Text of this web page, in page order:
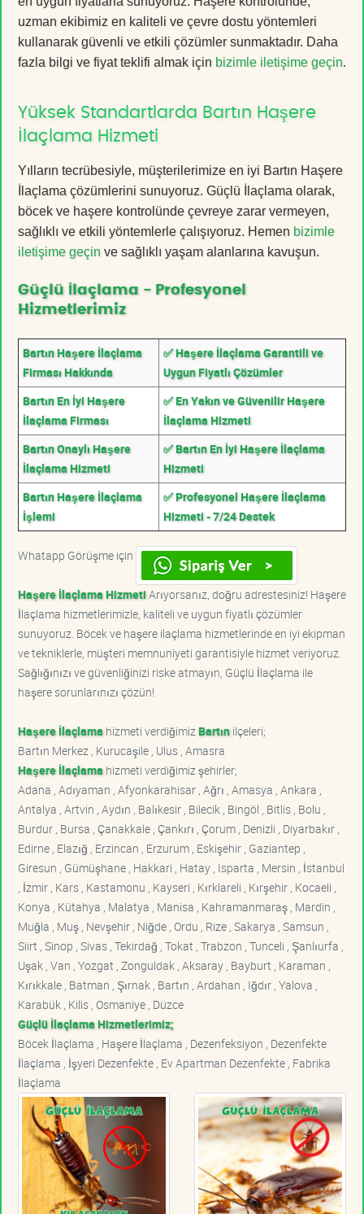
uzman ekibimiz en kaliteli ve çevre dostu yöntemleri
kullanarak güvenli ve etkili çözümler sunmaktadır. Daha
fazla bilgi ve fiyat teklifi almak için bizimle iletişime geçin.
Yüksek Standartlarda Bartın Haşere
İlaçlama Hizmeti
Yılların tecrübesiyle, müşterilerimize en iyi Bartın Haşere
İlaçlama çözümlerini sunuyoruz. Güçlü İlaçlama olarak,
böcek ve haşere kontrolünde çevreye zarar vermeyen,
sağlıklı ve etkili yöntemlerle çalışıyoruz. Hemen bizimle
iletişime geçin ve sağlıklı yaşam alanlarına kavuşun.
Güçlü İlaçlama - Profesyonel
Hizmetlerimiz
Bartın Haşere İlaçlama
Firması Hakkında
✅ Haşere İlaçlama Garantili ve
Uygun Fiyatlı Çözümler
Bartın En İyi Haşere
İlaçlama Firması
✅ En Yakın ve Güvenilir Haşere
İlaçlama Hizmeti
Bartın Onaylı Haşere
İlaçlama Hizmeti
✅ Bartın En İyi Haşere İlaçlama
Hizmeti
Bartın Haşere İlaçlama
İşlemi
✅ Profesyonel Haşere İlaçlama
Hizmeti - 7/24 Destek
Whatapp Görüşme için
Haşere İlaçlama HizmetiArıyorsanız, doğru adrestesiniz! Haşere
İlaçlama hizmetlerimizle, kaliteli ve uygun fiyatlı çözümler
sunuyoruz. Böcek ve haşere ilaçlama hizmetlerinde en iyi ekipman
ve tekniklerle, müşteri memnuniyeti garantisiyle hizmet veriyoruz.
Sağlığınızı ve güvenliğinizi riske atmayın, Güçlü İlaçlama ile
haşere sorunlarınızı çözün!
Haşere İlaçlama hizmeti verdiğimiz Bartınilçeleri;
Bartın Merkez , Kurucaşile , Ulus , Amasra
Haşere İlaçlama hizmeti verdiğimiz şehirler;
Adana , Adıyaman , Afyonkarahisar , Ağrı , Amasya , Ankara ,
Antalya , Artvin , Aydın , Balıkesir , Bilecik , Bingöl , Bitlis , Bolu ,
Burdur , Bursa , Çanakkale , Çankırı , Çorum , Denizli , Diyarbakır ,
Edirne , Elazığ , Erzincan , Erzurum , Eskişehir , Gaziantep ,
Giresun , Gümüşhane , Hakkari , Hatay , Isparta , Mersin , İstanbul
, İzmir , Kars , Kastamonu , Kayseri , Kırklareli , Kırşehir , Kocaeli ,
Konya , Kütahya , Malatya , Manisa , Kahramanmaraş , Mardin ,
Muğla , Muş , Nevşehir , Niğde , Ordu , Rize , Sakarya , Samsun ,
Siirt , Sinop , Sivas , Tekirdağ , Tokat , Trabzon , Tunceli , Şanlıurfa ,
Uşak , Van , Yozgat , Zonguldak , Aksaray , Bayburt , Karaman ,
Kırıkkale , Batman , Şırnak , Bartın , Ardahan , Iğdır , Yalova ,
Karabük , Kilis , Osmaniye , Düzce
Güçlü İlaçlama Hizmetlerimiz;
Böcek İlaçlama , Haşere İlaçlama , Dezenfeksiyon , Dezenfekte
İlaçlama , İşyeri Dezenfekte , Ev Apartman Dezenfekte , Fabrika
İlaçlama